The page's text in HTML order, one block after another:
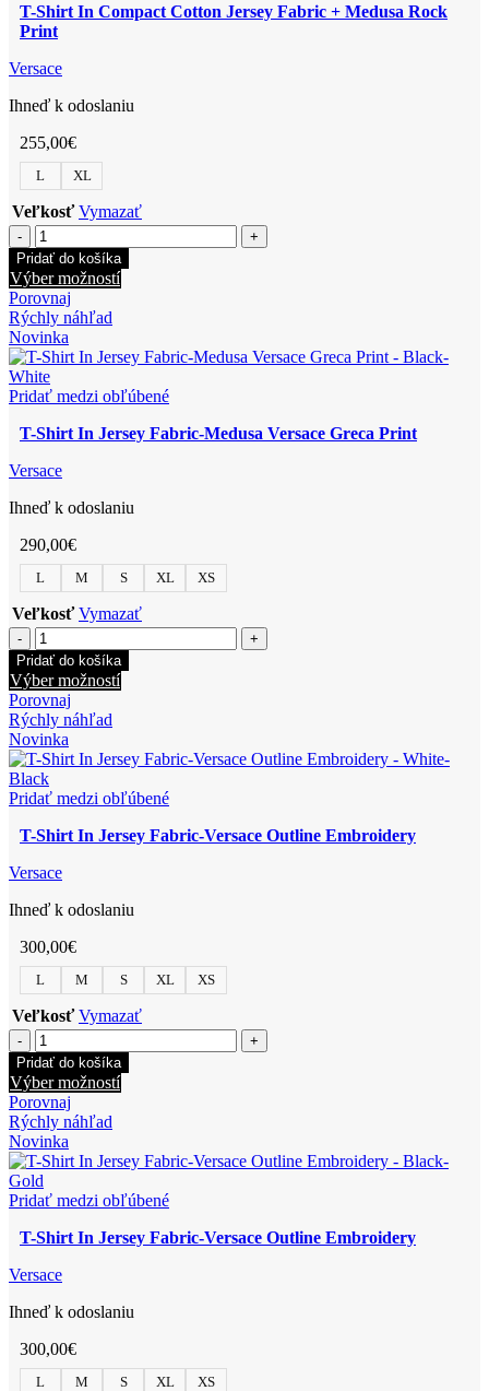
T-Shirt In Compact Cotton Jersey Fabric + Medusa Rock
Print
Versace
Ihneď k odoslaniu
255,00€
L XL
Veľkosť Vymazať
množstvo
T-
Shirt
In
Compact
Cotton
Jersey
Fabric
+
Medusa
Rock
Pridať do košíka
Výber možnostíTento
variantov.
si
vybrať
Porovnaj
Rýchly náhľad
Novinka
Pridať medzi obľúbené
T-Shirt In Jersey Fabric-Medusa Versace Greca Print
Versace
Ihneď k odoslaniu
290,00€
L M S XL XS
Veľkosť Vymazať
množstvo
T-
Shirt
In
Jersey
Fabric-
Medusa
Versace
Greca
Print
Pridať do košíka
Výber možnostíTento
variantov.
si
vybrať
Porovnaj
Rýchly náhľad
Novinka
Pridať medzi obľúbené
T-Shirt In Jersey Fabric-Versace Outline Embroidery
Versace
Ihneď k odoslaniu
300,00€
L M S XL XS
Veľkosť Vymazať
množstvo
T-
Shirt
In
Jersey
Fabric-
Versace
Outline
Embroidery
Pridať do košíka
Výber možnostíTento
variantov.
si
vybrať
Porovnaj
Rýchly náhľad
Novinka
Pridať medzi obľúbené
T-Shirt In Jersey Fabric-Versace Outline Embroidery
Versace
Ihneď k odoslaniu
300,00€
L M S XL XS